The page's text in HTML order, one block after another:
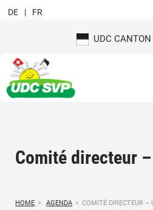
UDC CANTON
DE FR
Comité directeur –
HOME > AGENDA > COMITÉ DIRECTEUR –